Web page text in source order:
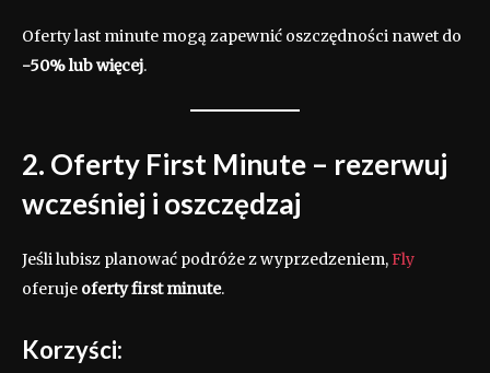
Oferty last minute mogą zapewnić oszczędności nawet do
-50% lub więcej.
2. Oferty First Minute – rezerwuj
wcześniej i oszczędzaj
Jeśli lubisz planować podróże z wyprzedzeniem,Fly
oferuje oferty first minute.
Korzyści: